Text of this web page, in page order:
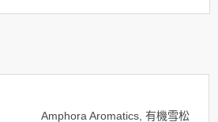
Amphora Aromatics, 有機雪松